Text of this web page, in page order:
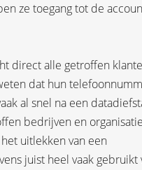
ze toegang tot de
direct alle getroffen
dat hun
al snel na een
bedrijven en
uitlekken van een
juist heel vaak gebruikt